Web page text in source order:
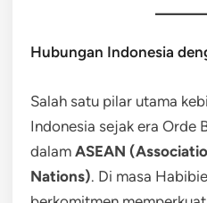
Hubungan Indonesia
Salah satu pilar utama
Indonesia sejak era Orde
dalam ASEAN
Nations). Di masa